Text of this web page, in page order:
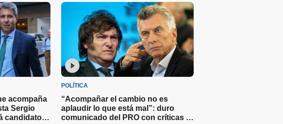
acompaña
Sergio
candidato a
POLÍTICA
“Acompañar el cambio no es
aplaudir lo que está mal”: duro
comunicado del PRO con críticas y